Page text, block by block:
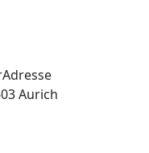
Adresse
Aurich